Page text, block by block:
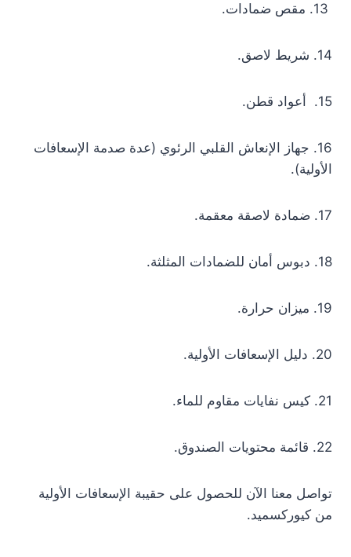
14. شريط لاصق.
15. أعواد قطن.
16. جهاز الإنعاش القلبي الرئوي (عدة صدمة الإسعافات
الأولية).
17. ضمادة لاصقة معقمة.
18. دبوس أمان للضمادات المثلثة.
19. ميزان حرارة.
20. دليل الإسعافات الأولية.
21. كيس نفايات مقاوم للماء.
22. قائمة محتويات الصندوق.
تواصل معنا الآن للحصول على حقيبة الإسعافات الأولية
من كيوركسميد.